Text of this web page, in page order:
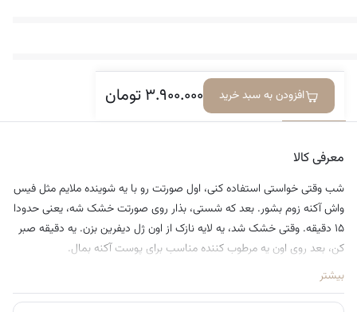
۳.۹۰۰.۰۰۰تومان افزودن به سبد خریدمعرفی کالا دیدگاه‌ها
معرفی کالا
شب وقتی خواستی استفاده کنی، اول صورتت رو با یه شوینده ملایم مثل فیس
واش آکنه زوم بشور. بعد که شستی، بذار روی صورتت خشک شه، یعنی حدودا
۱۵ دقیقه. وقتی خشک شد، یه لایه نازک از اون ژل دیفرین بزن. یه دقیقه صبر
کن، بعد روی اون یه مرطوب کننده مناسب برای پوست آکنه بمال.
بیشتر